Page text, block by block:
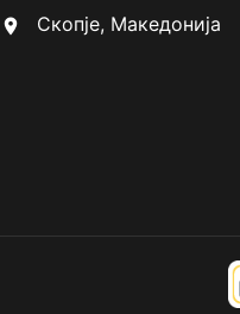
location_on Скопје, Македонија